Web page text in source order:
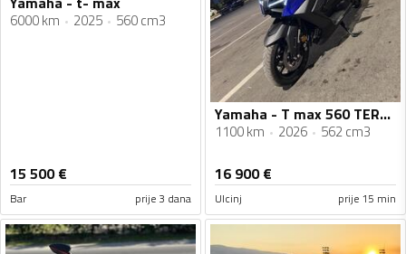
6000 km 2025 560 cm3
15 500€
Bar prije 3 dana
Yamaha - T max 560 TERMIGNONI TITANIUM
1100 km 2026 562 cm3
16 900€
Ulcinj prije 15 min